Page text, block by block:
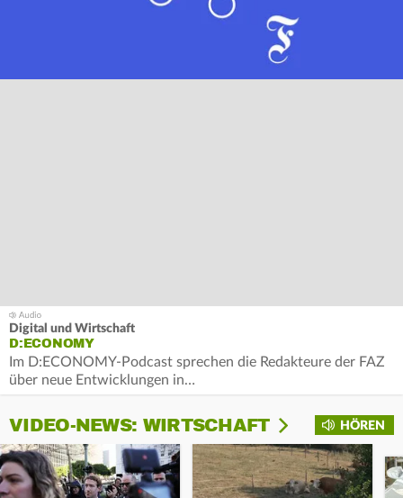
Digital und Wirtschaft
D:ECONOMY
Im D:ECONOMY-Podcast sprechen die Redakteure der FAZ
über neue Entwicklungen in…
HÖREN
VIDEO-NEWS: WIRTSCHAFT